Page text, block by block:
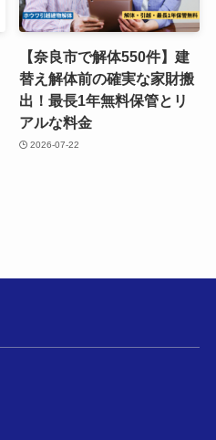
【奈良市で解体550件】建
替え解体前の確実な家財搬
出！最長1年無料保管とリ
アルな料金
2026-07-22